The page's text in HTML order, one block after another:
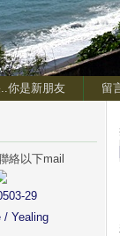
你是新朋友 留
絡以下mail
/ Yealing